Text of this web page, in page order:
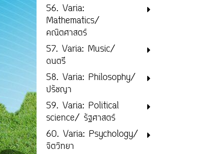
56. Varia:
Mathematics/
คณิตศาสตร์
57. Varia: Music/
ดนตรี
58. Varia: Philosophy/
ปรัชญา
59. Varia: Political
science/ รัฐศาสตร์
60. Varia: Psychology/
จิตวิทยา